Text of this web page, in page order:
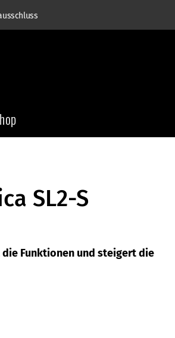
SL2-S
Funktionen und steigert die